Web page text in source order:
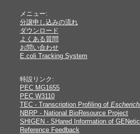
メニュー:
分譲申し込みの流れ
ダウンロード
よくある質問
お問い合わせ
E.coli Tracking System
特設リンク:
PEC MG1655
PEC W3110
TEC - Transcription Profiling of
NBRP - National BioResource Project
SHIGEN - SHared Information of
Reference Feedback